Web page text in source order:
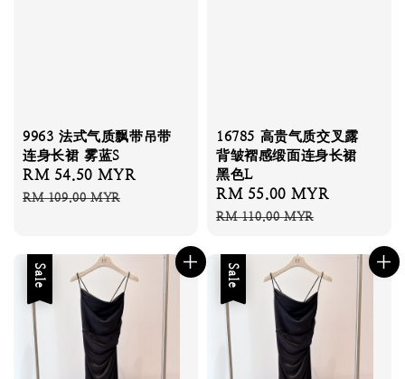
9963 法式气质飘带吊带
连身长裙 雾蓝S
Sale
price
RM 54.50 MYR
RM 109.00 MYR
16785 高贵气质交叉露
背皱褶感缎面连身长裙
黑色L
Sale
price
RM 55.00 MYR
RM 110.00 MYR
Sale Sale